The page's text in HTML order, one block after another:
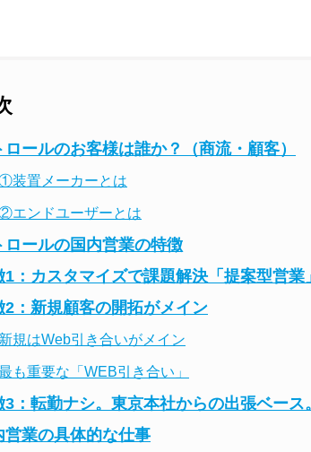
ロールのお客様は誰か？（商流・顧客）
装置メーカーとは
エンドユーザーとは
ロールの国内営業の特徴
1：カスタマイズで課題解決「提案型営業」
2：新規顧客の開拓がメイン
新規はWeb引き合いがメイン
も重要な「WEB引き合い」
3：転勤ナシ。東京本社からの出張ベース。
営業の具体的な仕事